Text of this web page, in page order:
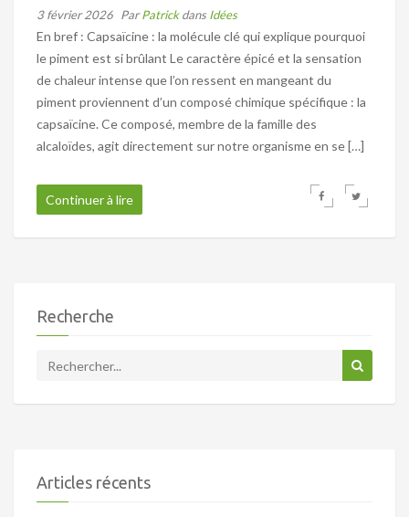
3 février 2026 ParPatrickdans Idées
En bref : Capsaïcine : la molécule clé qui explique pourquoi
le piment est si brûlant Le caractère épicé et la sensation
de chaleur intense que l’on ressent en mangeant du
piment proviennent d’un composé chimique spécifique : la
capsaïcine. Ce composé, membre de la famille des
alcaloïdes, agit directement sur notre organisme en se […]
Continuer à lire
Recherche
Articles récents